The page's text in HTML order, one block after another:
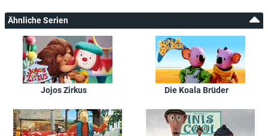
Ähnliche Serien
Jojos Zirkus Die Koala Brüder